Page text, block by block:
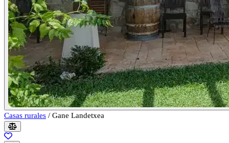
Casas rurales / Gane Landetxea